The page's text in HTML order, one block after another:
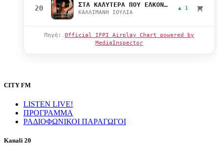
20 ΣΤΑ ΚΑΛΥΤΕΡΑ ΠΟΥ ΕΛΚΟΝΤΑΙ
ΚΑΛΛΙΜΑΝΗ ΙΟΥΛΙΑ
▲ 1
Πηγή: Official IFPI Airplay Chart powered by
MediaInspector
CITY FM
LISTEN LIVE!
ΠΡΟΓΡΑΜΜΑ
ΡΑΔΙΟΦΩΝΙΚΟΙ ΠΑΡΑΓΩΓΟΙ
Kanali 20